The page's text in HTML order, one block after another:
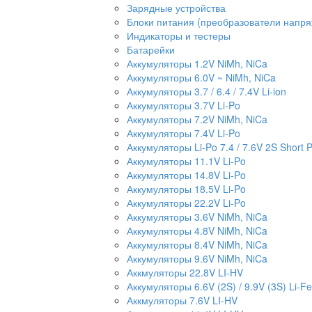
Зарядные устройства
Блоки питания (преобразователи
Индикаторы и тестеры
Батарейки
Аккумуляторы 1.2V NiMh, NiCa
Аккумуляторы 6.0V ~ NiMh, NiCa
Аккумуляторы 3.7 / 6.4 / 7.4V Li-ion
Аккумуляторы 3.7V Li-Po
Аккумуляторы 7.2V NiMh, NiCa
Аккумуляторы 7.4V Li-Po
Аккумуляторы Li-Po 7.4 / 7.6V 2S Short
Аккумуляторы 11.1V Li-Po
Аккумуляторы 14.8V Li-Po
Аккумуляторы 18.5V Li-Po
Аккумуляторы 22.2V Li-Po
Аккумуляторы 3.6V NiMh, NiCa
Аккумуляторы 4.8V NiMh, NiCa
Аккумуляторы 8.4V NiMh, NiCa
Аккумуляторы 9.6V NiMh, NiCa
Аккмуляторы 22.8V LI-HV
Аккумуляторы 6.6V (2S) / 9.9V (3S) Li-Fe
Аккмуляторы 7.6V LI-HV